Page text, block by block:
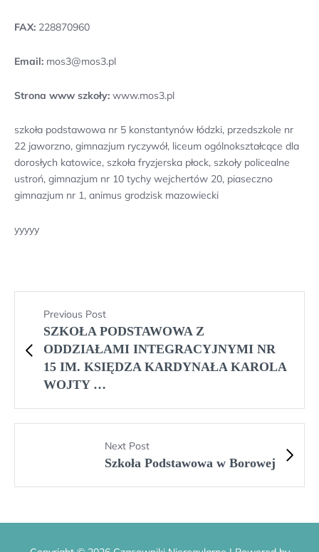
FAX: 228870960
Email: mos3@mos3.pl
Strona www szkoły: www.mos3.pl
szkoła podstawowa nr 5 konstantynów łódzki, przedszkole nr
22 jaworzno, gimnazjum ryczywół, liceum ogólnokształcące dla
dorosłych katowice, szkoła fryzjerska płock, szkoły policealne
ustroń, gimnazjum nr 10 tychy wejchertów 20, piaseczno
gimnazjum nr 1, animus grodzisk mazowiecki
yyyyy
Previous Post
SZKOŁA PODSTAWOWA Z
ODDZIAŁAMI INTEGRACYJNYMI NR
15 IM. KSIĘDZA KARDYNAŁA KAROLA
WOJTY …
Next Post
Szkoła Podstawowa w Borowej